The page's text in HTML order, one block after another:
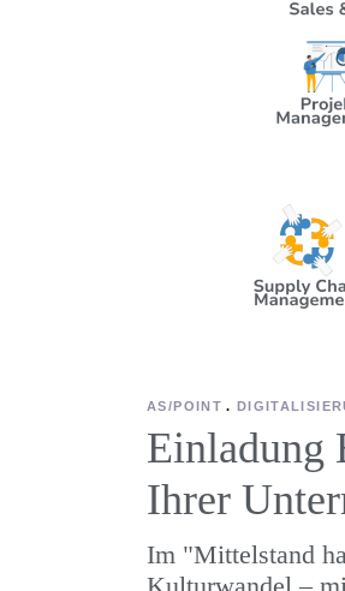
AS/POINT
Einladung
Ihrer
Im "Mittelstand